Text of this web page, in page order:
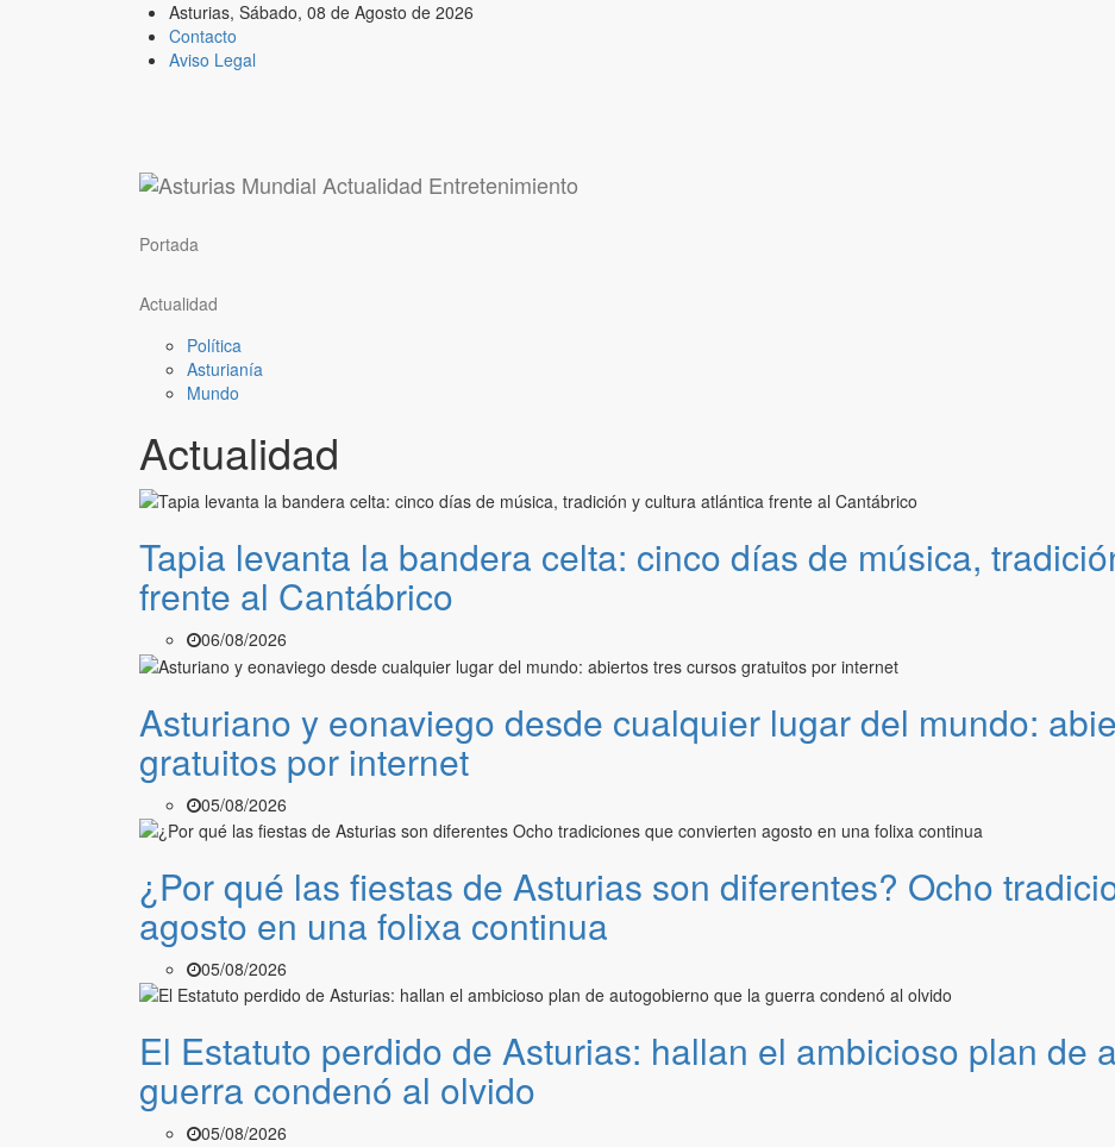
Asturias, Sábado, 08 de Agosto de 2026
Contacto
Aviso Legal
Portada
Actualidad
Política
Asturianía
Mundo
Actualidad
Tapia levanta la bandera celta: cinco días de música,
frente al Cantábrico
06/08/2026
Asturiano y eonaviego desde cualquier lugar del mundo:
gratuitos por internet
05/08/2026
¿Por qué las fiestas de Asturias son diferentes? Ocho
agosto en una folixa continua
05/08/2026
El Estatuto perdido de Asturias: hallan el ambicioso plan de
guerra condenó al olvido
05/08/2026